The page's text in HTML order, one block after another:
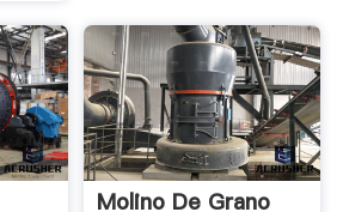
Molino De Grano